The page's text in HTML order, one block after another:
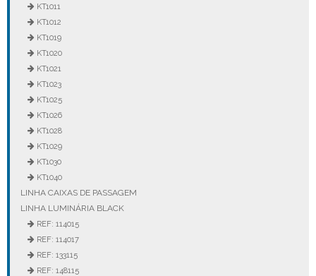
KT1011
KT1012
KT1019
KT1020
KT1021
KT1023
KT1025
KT1026
KT1028
KT1029
KT1030
KT1040
LINHA CAIXAS DE PASSAGEM
LINHA LUMINÁRIA BLACK
REF: 114015
REF: 114017
REF: 133115
REF: 148115